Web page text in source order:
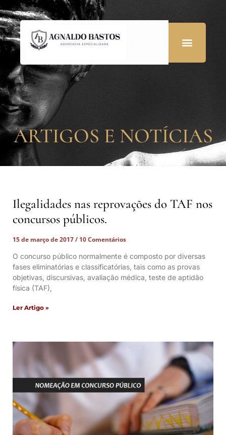
ARTIGOS E NOTÍCIAS
Ilegalidades nas reprovações do TAF nos
concursos públicos.
15 de março de 2017
10 Comentários
O concurso público normalmente é composto por diversas
fases eliminatórias e classificatórias, tais como as provas
objetivas, discursivas, avaliação médica, teste de aptidão
física (TAF),
Ler Artigo »